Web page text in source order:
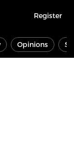
Register
Opinions